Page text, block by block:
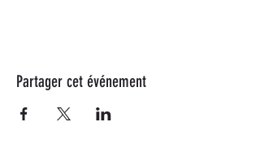
Partager cet événement